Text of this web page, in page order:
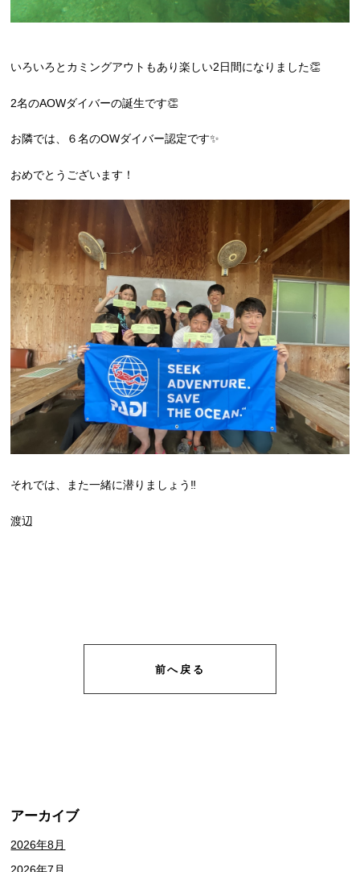
いろいろとカミングアウトもあり楽しい2日間になりました👏
2名のAOWダイバーの誕生です👏
お隣では、６名のOWダイバー認定です✨
おめでとうございます！
それでは、また一緒に潜りましょう‼
渡辺
前へ戻る
アーカイブ
2026年8月